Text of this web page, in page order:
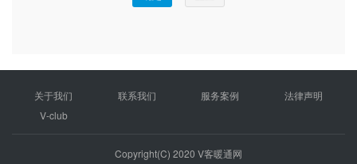
关于我们 联系我们 服务案例
法律声明
V-club
Copyright(C) 2020 V客暖通网